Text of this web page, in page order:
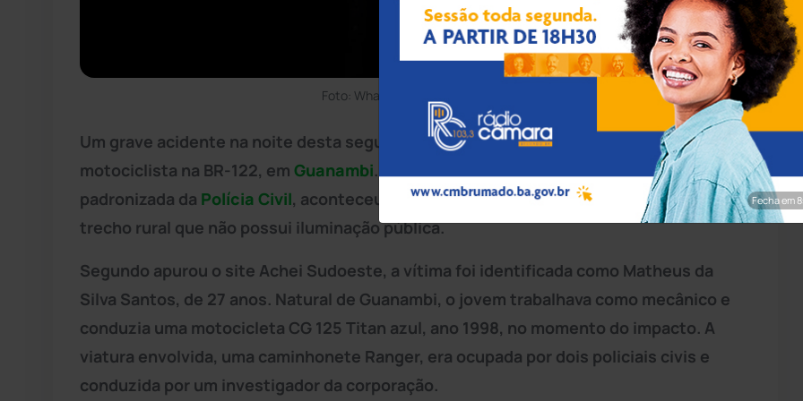
Foto: WhatsApp/Achei Sudoeste
Um grave acidente na noite desta segunda-feira (15) resultou na morte de um jovem
motociclista na BR-122, em Guanambi. A colisão, que envolveu uma viatura
padronizada da Polícia Civil, aconteceu por volta das 20h, no km 9 da rodovia, em um
trecho rural que não possui iluminação pública.
Segundo apurou o site Achei Sudoeste, a vítima foi identificada como Matheus da
Silva Santos, de 27 anos. Natural de Guanambi, o jovem trabalhava como mecânico e
conduzia uma motocicleta CG 125 Titan azul, ano 1998, no momento do impacto. A
viatura envolvida, uma caminhonete Ranger, era ocupada por dois policiais civis e
conduzida por um investigador da corporação.
Fecha em